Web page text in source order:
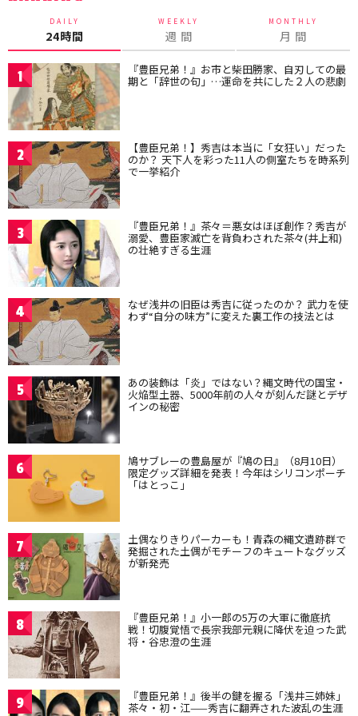
DAILY
24時間
WEEKLY
週 間
MONTHLY
月 間
1 『豊臣兄弟！』お市と柴田勝家、自刃しての最
期と「辞世の句」…運命を共にした２人の悲劇
2 【豊臣兄弟！】秀吉は本当に「女狂い」だった
のか？ 天下人を彩った11人の側室たちを時系列
で一挙紹介
3 『豊臣兄弟！』茶々＝悪女はほぼ創作？秀吉が
溺愛、豊臣家滅亡を背負わされた茶々(井上和)
の壮絶すぎる生涯
4 なぜ浅井の旧臣は秀吉に従ったのか？ 武力を使
わず“自分の味方”に変えた裏工作の技法とは
5 あの装飾は「炎」ではない？縄文時代の国宝・
火焔型土器、5000年前の人々が刻んだ謎とデザ
インの秘密
6 鳩サブレーの豊島屋が『鳩の日』（8月10日）
限定グッズ詳細を発表！今年はシリコンポーチ
「はとっこ」
7 土偶なりきりパーカーも！青森の縄文遺跡群で
発掘された土偶がモチーフのキュートなグッズ
が新発売
8 『豊臣兄弟！』小一郎の5万の大軍に徹底抗
戦！切腹覚悟で長宗我部元親に降伏を迫った武
将・谷忠澄の生涯
9 『豊臣兄弟！』後半の鍵を握る「浅井三姉妹」
茶々・初・江——秀吉に翻弄された波乱の生涯